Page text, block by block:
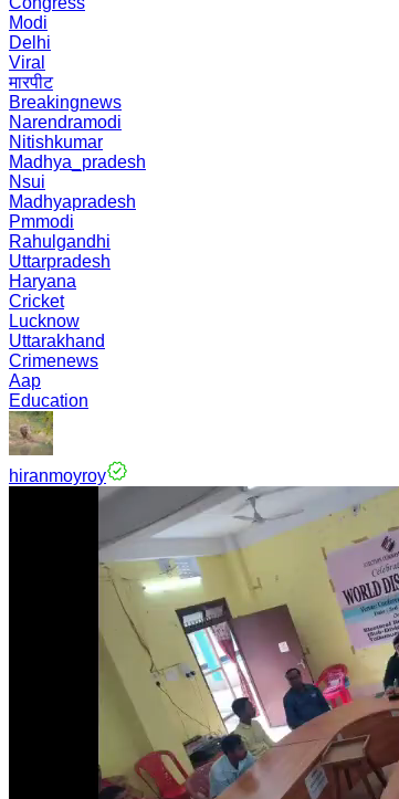
Modi
Delhi
Viral
मारपीट
Breakingnews
Narendramodi
Nitishkumar
Madhya_pradesh
Nsui
Madhyapradesh
Pmmodi
Rahulgandhi
Uttarpradesh
Haryana
Cricket
Lucknow
Uttarakhand
Crimenews
Aap
Education
hiranmoyroy